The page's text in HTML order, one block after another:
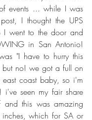
events ... while I was
I thought the UPS
I went to the door and
in San Antonio!
"I have to hurry this
but no! we got a full on
coast baby, so i'm
i've seen my fair share
and this was amazing
which for SA or